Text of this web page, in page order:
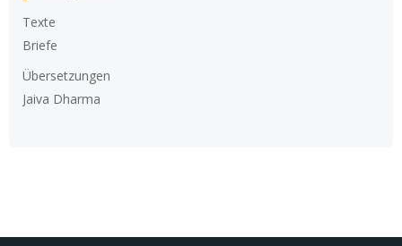
Texte
Briefe
Übersetzungen
Jaiva Dharma